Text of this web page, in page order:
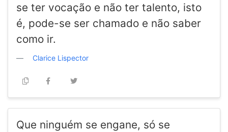
se ter vocação e não ter talento, isto
é, pode-se ser chamado e não saber
como ir.
Clarice Lispector
Que ninguém se engane, só se